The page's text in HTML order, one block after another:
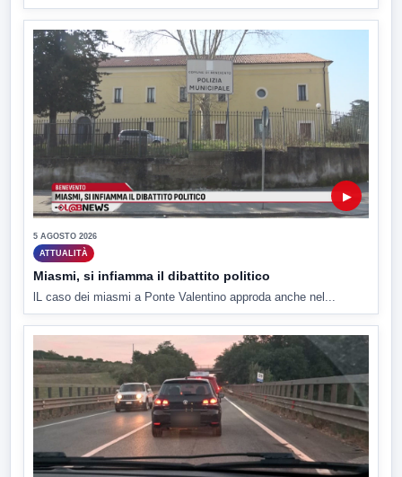
▶
5 AGOSTO 2026
ATTUALITÀ
Miasmi, si infiamma il dibattito politico
lL caso dei miasmi a Ponte Valentino approda anche nel...